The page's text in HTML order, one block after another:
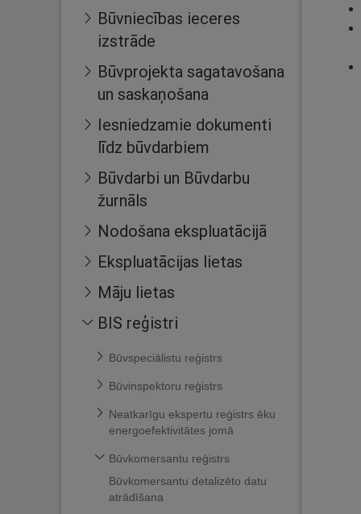
Būvniecības ieceres
izstrāde
Būvprojekta sagatavošana
un saskaņošana
Iesniedzamie dokumenti
līdz būvdarbiem
Būvdarbi un Būvdarbu
žurnāls
Nodošana ekspluatācijā
Ekspluatācijas lietas
Māju lietas
BIS reģistri
Būvspeciālistu reģistrs
Būvinspektoru reģistrs
Neatkarīgu ekspertu reģistrs ēku
energoefektivitātes jomā
Būvkomersantu reģistrs
Būvkomersantu detalizēto datu
atrādīšana